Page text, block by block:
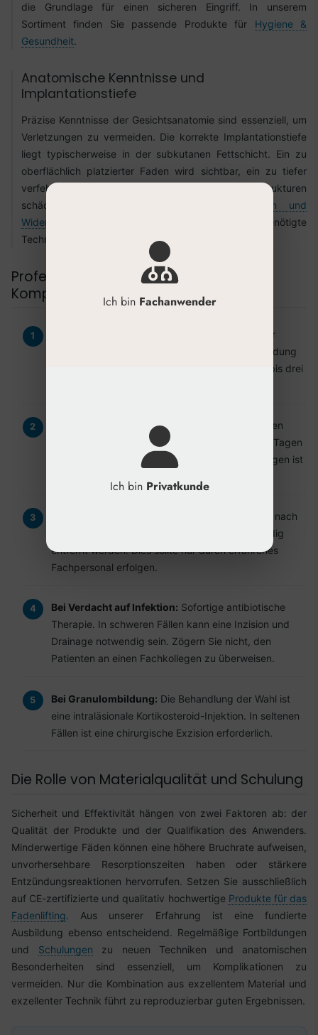
die Grundlage für einen sicheren Eingriff. In unserem
Sortiment finden Sie passende Produkte für Hygiene &
Gesundheit.
Anatomische Kenntnisse und
Implantationstiefe
Präzise Kenntnisse der Gesichtsanatomie sind essenziell, um
Verletzungen zu vermeiden. Die korrekte Implantationstiefe
liegt typischerweise in der subkutanen Fettschicht. Ein zu
oberflächlich platzierter Faden wird sichtbar, ein zu tiefer
verfehlt seine Wirkung und kann wichtige Strukturen
schädigen. Die Wahl zwischen
glatten Fäden und
Widerhakenfäden
beeinflusst ebenfalls die benötigte
Technik.
Professionelles Management von
Komplikationen
Kühlen der
betroffenen Areale und vorübergehende Vermeidung
von Sport, Sauna und intensiver Hitze für zwei bis drei
Bei Hauteinziehungen (Dimpling):
Leichte Dellen
können oft durch sanfte Massage in den ersten Tagen
korrigiert werden. Bei persistierenden Einziehungen ist
Je nach
Situation kann der Faden gekürzt oder vollständig
entfernt werden. Dies sollte nur durch erfahrenes
Fachpersonal erfolgen.
Bei Verdacht auf Infektion: Sofortige antibiotische
Therapie. In schweren Fällen kann eine Inzision und
Drainage notwendig sein. Zögern Sie nicht, den
Patienten an einen Fachkollegen zu überweisen.
Bei Granulombildung: Die Behandlung der Wahl ist
eine intraläsionale Kortikosteroid-Injektion. In seltenen
Fällen ist eine chirurgische Exzision erforderlich.
Die Rolle von Materialqualität und Schulung
Sicherheit und Effektivität hängen von zwei Faktoren ab: der
Qualität der Produkte und der Qualifikation des Anwenders.
Minderwertige Fäden können eine höhere Bruchrate aufweisen,
unvorhersehbare Resorptionszeiten haben oder stärkere
Entzündungsreaktionen hervorrufen. Setzen Sie ausschließlich
auf CE-zertifizierte und qualitativ hochwertige Produkte für das
Fadenlifting. Aus unserer Erfahrung ist eine fundierte
Ausbildung ebenso entscheidend. Regelmäßige Fortbildungen
und Schulungen zu neuen Techniken und anatomischen
Besonderheiten sind essenziell, um Komplikationen zu
vermeiden. Nur die Kombination aus exzellentem Material und
exzellenter Technik führt zu reproduzierbar guten Ergebnissen.
Ich bin Fachanwender
Ich bin Privatkunde